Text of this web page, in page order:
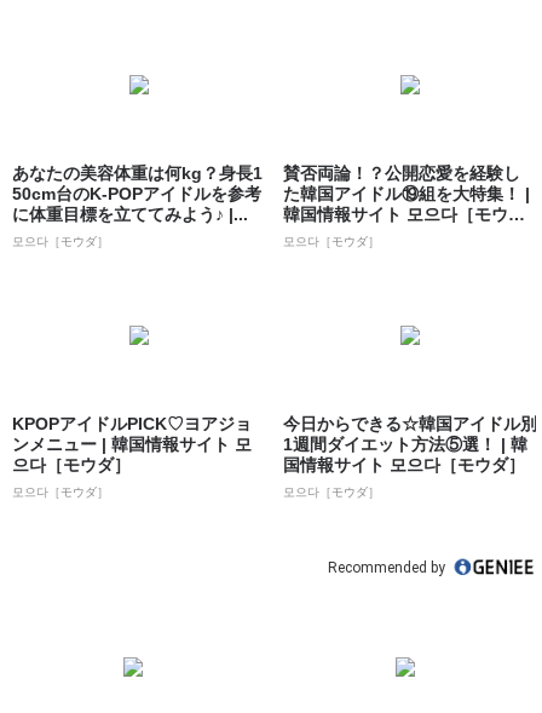
あなたの美容体重は何kg？身長1
50cm台のK-POPアイドルを参考
に体重目標を立ててみよう♪ |...
모으다［モウダ］
賛否両論！？公開恋愛を経験し
た韓国アイドル⑲組を大特集！ |
韓国情報サイト 모으다［モウ
ダ］
모으다［モウダ］
KPOPアイドルPICK♡ヨアジョ
ンメニュー | 韓国情報サイト 모
으다［モウダ］
모으다［モウダ］
今日からできる☆韓国アイドル別
1週間ダイエット方法⑤選！ | 韓
国情報サイト 모으다［モウダ］
모으다［モウダ］
Recommended by